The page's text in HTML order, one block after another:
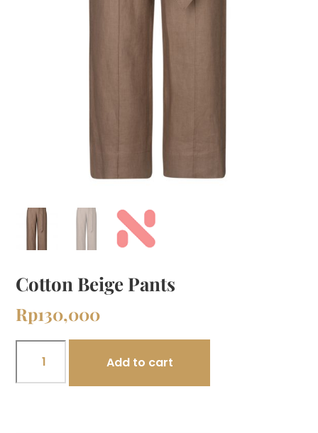
Cotton Beige Pants
Rp130,000
Beige
Pants
Add to cart